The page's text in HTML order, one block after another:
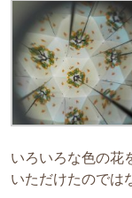
いろいろな色の花
いただけたのでは